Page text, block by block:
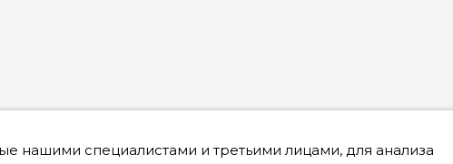
нашими специалистами и третьими лицами, для анализа